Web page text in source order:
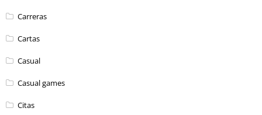
Carreras
Cartas
Casual
Casual games
Citas